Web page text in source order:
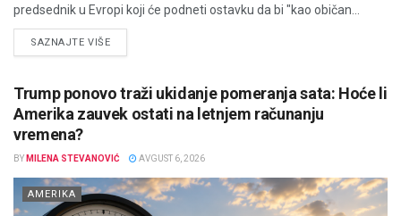
predsednik u Evropi koji će podneti ostavku da bi "kao običan...
SAZNAJTE VIŠEDETAILS
Trump ponovo traži ukidanje pomeranja sata: Hoće li
Amerika zauvek ostati na letnjem računanju
vremena?
BY MILENA STEVANOVIĆ AVGUST 6, 2026
AMERIKA